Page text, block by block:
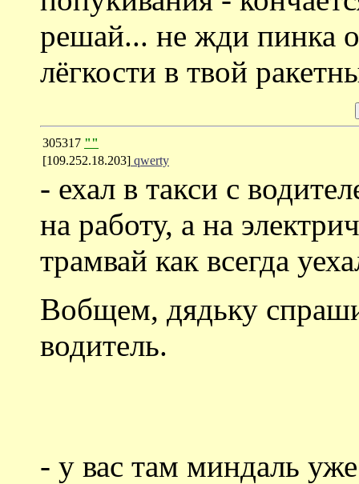
решай... не жди пинка
лёгкости в твой
305317 ""
[109.252.18.203] qwerty
- ехал в такси с
на работу, а на
трамвай как всегда
Вобщем, дядьку
водитель.
- у вас там миндаль